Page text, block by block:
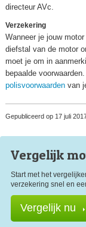
directeur AVc.
Verzekering
Wanneer je jouw
diefstal van de motor
moet je om in
bepaalde
polisvoorwaarden van
Gepubliceerd op 17 juli
Vergelijk
Start met het
verzekering snel en
Vergelijk nu